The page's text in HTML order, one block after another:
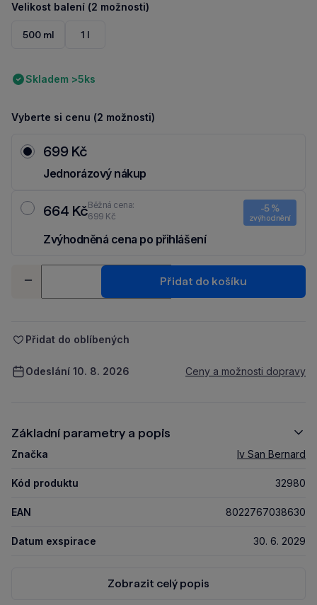
Velikost balení (2 možnosti)
500 ml 1 l
Skladem >5ks
Vyberte si cenu (2 možnosti)
699 Kč
Jednorázový nákup
664 KčBěžná cena:
699 Kč
-5 %
zvýhodnění
Zvýhodněná cena po přihlášení
-
+
Přidat do košíku
Přidat do oblíbených
Odeslání 10. 8. 2026 Ceny a možnosti dopravy
Základní parametry a popis
Značka Iv San Bernard
Kód produktu 32980
EAN 8022767038630
Datum exspirace 30. 6. 2029
Zobrazit celý popis